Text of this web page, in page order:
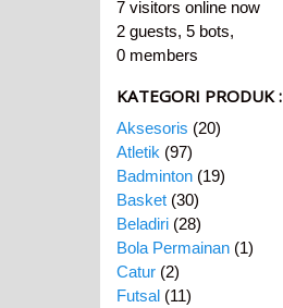
7 visitors online now
2 guests, 5 bots,
0 members
KATEGORI PRODUK :
Aksesoris (20)
Atletik (97)
Badminton (19)
Basket (30)
Beladiri (28)
Bola Permainan (1)
Catur (2)
Futsal (11)